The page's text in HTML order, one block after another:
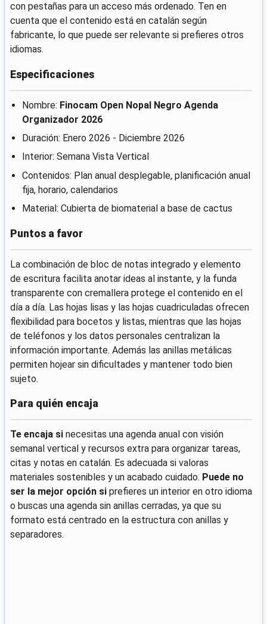
con pestañas para un acceso más ordenado. Ten en
cuenta que el contenido está en catalán según
fabricante, lo que puede ser relevante si prefieres otros
idiomas.
Especificaciones
Nombre: Finocam Open Nopal Negro Agenda
Organizador 2026
Duración: Enero 2026 - Diciembre 2026
Interior: Semana Vista Vertical
Contenidos: Plan anual desplegable, planificación anual
fija, horario, calendarios
Material: Cubierta de biomaterial a base de cactus
Puntos a favor
La combinación de bloc de notas integrado y elemento
de escritura facilita anotar ideas al instante, y la funda
transparente con cremallera protege el contenido en el
día a día. Las hojas lisas y las hojas cuadriculadas ofrecen
flexibilidad para bocetos y listas, mientras que las hojas
de teléfonos y los datos personales centralizan la
información importante. Además las anillas metálicas
permiten hojear sin dificultades y mantener todo bien
sujeto.
Para quién encaja
Te encaja si necesitas una agenda anual con visión
semanal vertical y recursos extra para organizar tareas,
citas y notas en catalán. Es adecuada si valoras
materiales sostenibles y un acabado cuidado. Puede no
ser la mejor opción si prefieres un interior en otro idioma
o buscas una agenda sin anillas cerradas, ya que su
formato está centrado en la estructura con anillas y
separadores.